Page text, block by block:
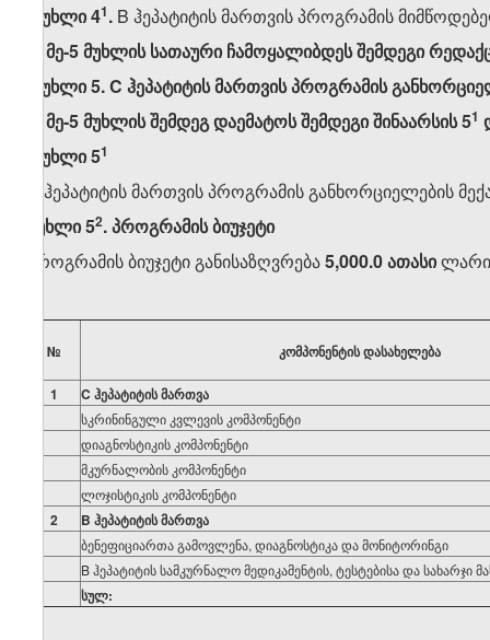
მუხლი 4​1. B ჰეპატიტის მართვის პროგრამის
ვ) მე-5 მუხლის სათაური ჩამოყალიბდეს შემდეგი
მუხლი5.C ჰეპატიტის მართვისპროგრამის
ზ) მე-5 მუხლის შემდეგ დაემატოს შემდეგი შინაარსის 5​1
მუხლი 5​1
B ჰეპატიტის მართვის პროგრამის განხორციელების
მუხლი5​2.პროგრამისბიუჯეტი
პროგრამის ბიუჯეტი განისაზღვრება5,000.0ათასი
№ კომპონენტისდასახელება
1 C ჰეპატიტის მართვა
სკრინინგული კვლევის კომპონენტი
დიაგნოსტიკის კომპონენტი
მკურნალობის კომპონენტი
ლოჯისტიკის კომპონენტი
2 B ჰეპატიტის მართვა
ბენეფიციართა გამოვლენა, დიაგნოსტიკა და მონიტორინგი
B ჰეპატიტის სამკურნალო მედიკამენტის, ტესტებისა და სახარჯი
სულ: